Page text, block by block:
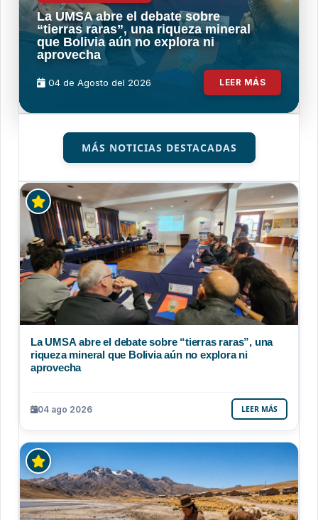
La UMSA abre el debate sobre
“tierras raras”, una riqueza mineral
que Bolivia aún no explora ni
aprovecha
04 de Agosto del 2026 LEER MÁS
MÁS NOTICIAS DESTACADAS
La UMSA abre el debate sobre “tierras raras”, una
riqueza mineral que Bolivia aún no explora ni
aprovecha
04 ago 2026 LEER MÁS